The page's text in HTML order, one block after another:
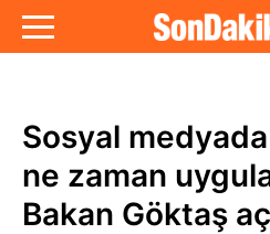
Sosyal medyada
ne zaman
Bakan Göktaş